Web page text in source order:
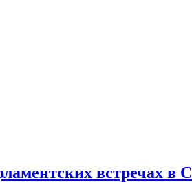
встречах в